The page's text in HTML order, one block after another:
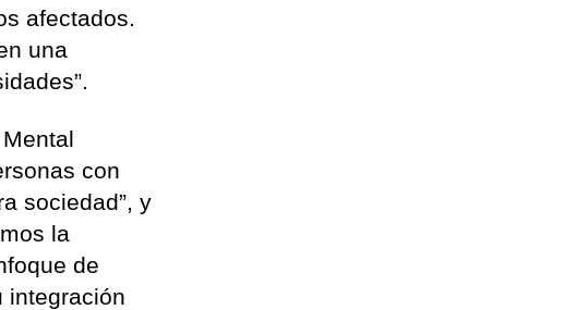
afectados.
una
con
sociedad”, y
la
de
integración